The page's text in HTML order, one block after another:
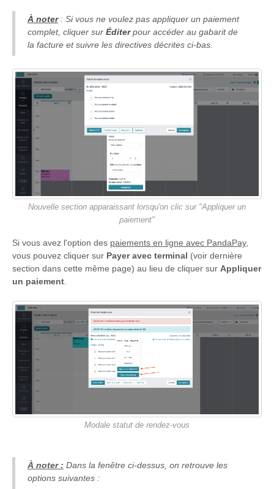
À noter: Si vous ne voulez pas appliquer un paiement
complet, cliquer sur Éditerpour accéder au gabarit de
la facture et suivre les directives décrites ci-bas.
Nouvelle section apparaissant lorsqu'on clic sur "Appliquer un
paiement"
Si vous avez l'option des paiements en ligne avec PandaPay,
vous pouvez cliquer sur Payer avec terminal (voir dernière
section dans cette même page) au lieu de cliquer sur Appliquer
un paiement
Modale statut de rendez-vous
À noter : Dans la fenêtre ci-dessus, on retrouve les
options suivantes :